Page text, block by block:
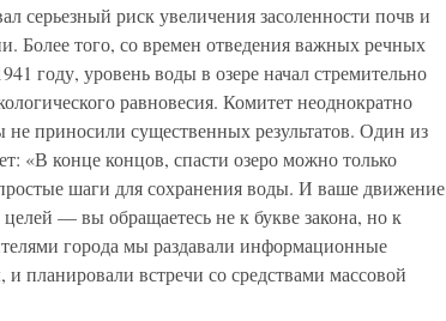
серьезный риск увеличения засоленности почв и
Более того, со времен отведения важных речных
году, уровень воды в озере начал стремительно
равновесия. Комитет неоднократно
приносили существенных результатов. Один из
«В конце концов, спасти озеро можно только
шаги для сохранения воды. И ваше движение
— вы обращаетесь не к букве закона, но к
города мы раздавали информационные
встречи со средствами массовой